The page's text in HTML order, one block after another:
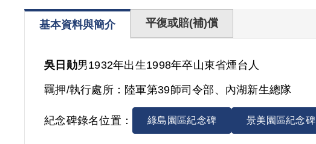
基本資料與簡介 平復或賠(補)償
吳日勛男1932年出生1998年卒山東省煙台人
羈押/執行處所： 陸軍第39師司令部、內湖新生總隊
紀念碑錄名位置： 綠島園區紀念碑 景美園區紀念碑